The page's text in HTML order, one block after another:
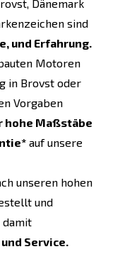
Dänemark
sind
und Erfahrung.
Motoren
in Brovst oder
Vorgaben
hohe Maßstäbe
auf unsere
unseren hohen
und
damit
Service.